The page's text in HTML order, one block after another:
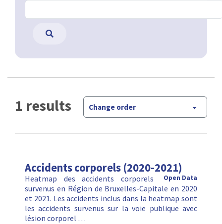
1 results Change order
Accidents corporels (2020-2021)
Open Data
Heatmap des accidents corporels
survenus en Région de Bruxelles-Capitale en 2020
et 2021. Les accidents inclus dans la heatmap sont
les accidents survenus sur la voie publique avec
lésion corporel …